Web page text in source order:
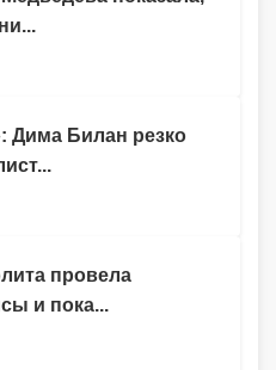
Дима Билан резко
провела
и пока...